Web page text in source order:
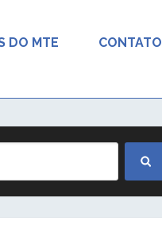
DO MTE CONTATO